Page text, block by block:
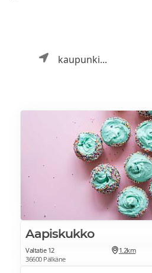
kaupunki...
Aapiskukko
Valtatie 12
36600 Pälkäne
1.2km